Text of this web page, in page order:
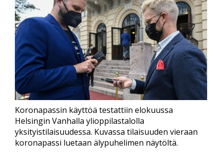
Koronapassin käyttöä testattiin elokuussa
Helsingin Vanhalla ylioppilastalolla
yksityistilaisuudessa. Kuvassa tilaisuuden vieraan
koronapassi luetaan älypuhelimen näytöltä.